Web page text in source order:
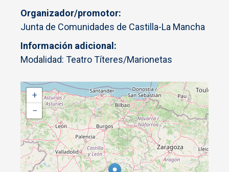
Organizador/promotor
Junta de Comunidades de Castilla-La Mancha
Información adicional
Modalidad: Teatro Títeres/Marionetas
+
−